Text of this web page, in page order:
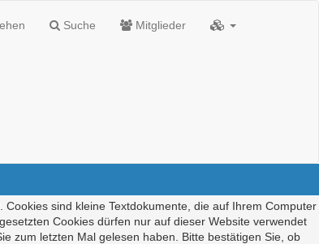
Suche Mitglieder
sind kleine Textdokumente, die auf Ihrem Computer
Cookies dürfen nur auf dieser Website verwendet
zum letzten Mal gelesen haben. Bitte bestätigen Sie, ob